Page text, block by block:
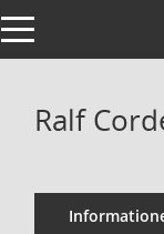
Toggle navigation
Ralf